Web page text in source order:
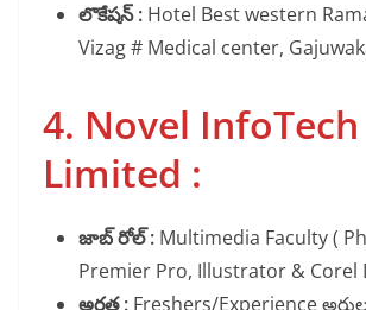
లొకేషన్ : Hotel Best western
Vizag # Medical center,
4. Novel InfoTech
Limited :
జాబ్ రోల్ : Multimedia Faculty (
Premier Pro, Illustrator & Corel
అర్హత : Freshers/Experience